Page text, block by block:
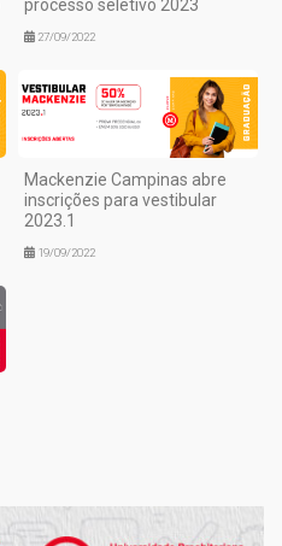
processo seletivo 2023
27/09/2022
Mackenzie Campinas abre
inscrições para vestibular
2023.1
19/09/2022